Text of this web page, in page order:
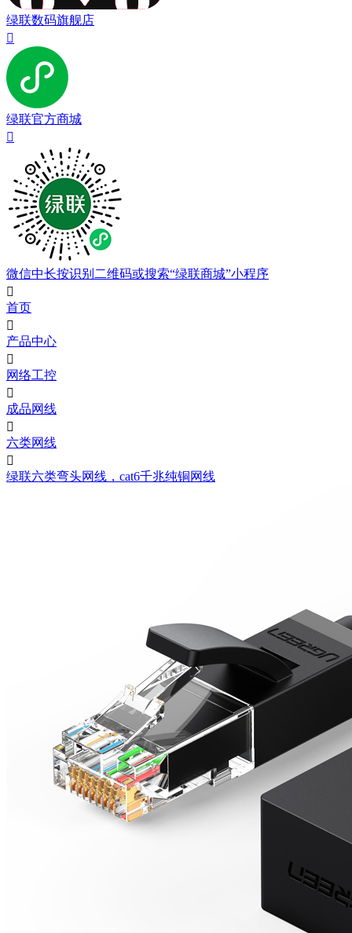
绿联数码旗舰店

绿联官方商城

微信中长按识别二维码或搜索“绿联商城”小程序

首页

产品中心

网络工控

成品网线

六类网线

绿联六类弯头网线，cat6千兆纯铜网线